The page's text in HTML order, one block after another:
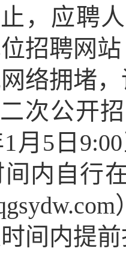
，应聘
招聘网站
络拥堵
二次公开
月5日
内自行
间内提